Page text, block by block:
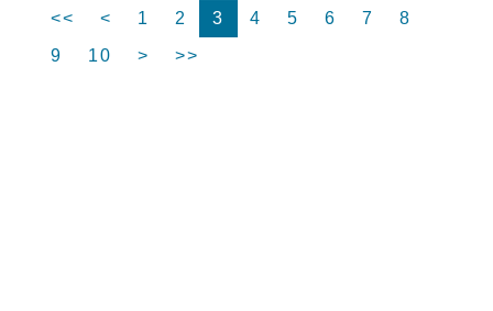
<< < 1 2 3 4 5 6 7
8
9
10 > >>